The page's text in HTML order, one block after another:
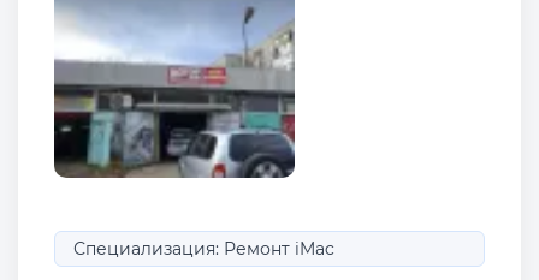
Специализация: Ремонт iMac